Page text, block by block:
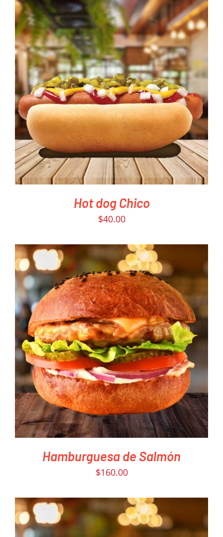
PEDIR AHORA
/
DETAILS
Hot dog Chico
$40.00
PEDIR AHORA
/
DETAILS
Hamburguesa de Salmón
$160.00